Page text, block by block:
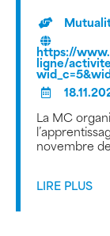
https://
ligne/
La MC
novembre
LIRE PLUS